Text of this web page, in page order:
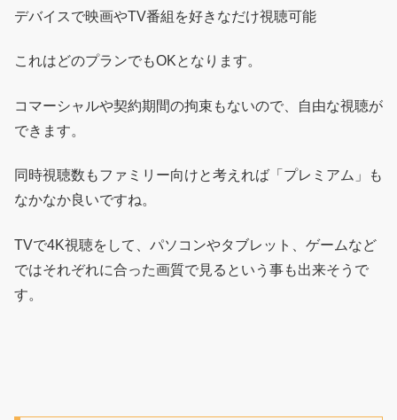
デバイスで映画やTV番組を好きなだけ視聴可能
これはどのプランでもOKとなります。
コマーシャルや契約期間の拘束もないので、自由な視聴が
できます。
同時視聴数もファミリー向けと考えれば「プレミアム」も
なかなか良いですね。
TVで4K視聴をして、パソコンやタブレット、ゲームなど
ではそれぞれに合った画質で見るという事も出来そうで
す。